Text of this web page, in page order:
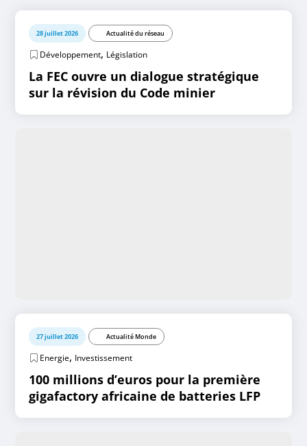
28 juillet 2026 Actualité du réseau
Développement, Législation
La FEC ouvre un dialogue stratégique
sur la révision du Code minier
27 juillet 2026 Actualité Monde
Energie, Investissement
100 millions d’euros pour la première
gigafactory africaine de batteries LFP